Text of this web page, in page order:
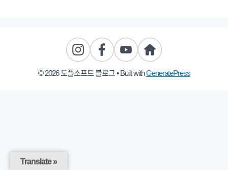
© 2026 도플소프트 블로그• Built withGeneratePress
Translate »